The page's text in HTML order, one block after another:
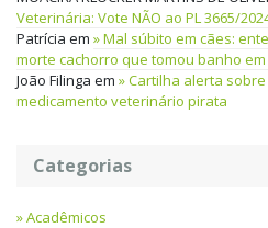
Veterinária: Vote NÃO ao PL 3665/
Patrícia em
Mal súbito em cães:
morte cachorro que tomou banho
João Filinga em
Cartilha alerta
medicamento veterinário pirata
Categorias
Acadêmicos